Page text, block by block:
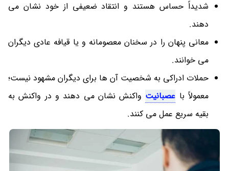
شدیداً حساس هستند و انتقاد ضعیفی از خود نشان می
دهند.
معانی پنهان را در سخنان معصومانه و یا قیافه عادی دیگران
می خوانند.
حملات ادراکی به شخصیت آن ها برای دیگران مشهود نیست؛
معمولاً با عصبانیت واکنش نشان می دهند و در واکنش به
بقیه سریع عمل می کنند.